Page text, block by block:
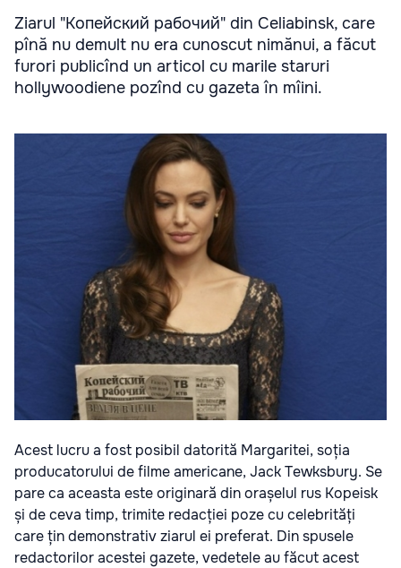
Ziarul "Копейский рабочий" din Celiabinsk, care
pînă nu demult nu era cunoscut nimănui, a făcut
furori publicînd un articol cu marile staruri
hollywoodiene pozînd cu gazeta în mîini.
Acest lucru a fost posibil datorită Margaritei, soția
producatorului de filme americane, Jack Tewksbury. Se
pare ca aceasta este originară din orașelul rus Kopeisk
și de ceva timp, trimite redacției poze cu celebrități
care țin demonstrativ ziarul ei preferat. Din spusele
redactorilor acestei gazete, vedetele au făcut acest